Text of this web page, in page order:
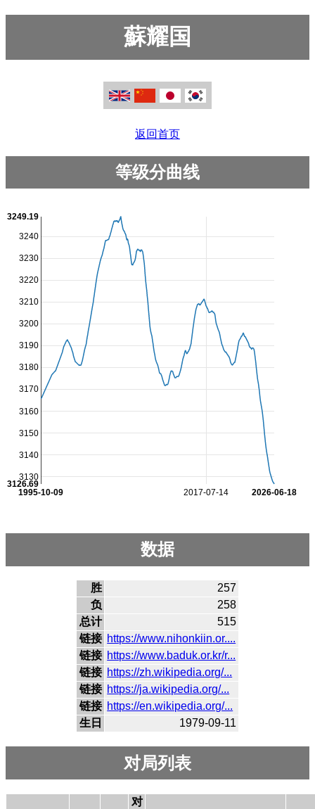
蘇耀国
返回首页
等级分曲线
2017-07-14
1995-10-09 2026-06-18
3130
3140
3150
3160
3170
3180
3190
3200
3210
3220
3230
3240
3126.69
3249.19
数据
胜
257
负
258
总计
515
链接 https://www.nihonkiin.or....
链接 https://www.baduk.or.kr/r...
链接 https://zh.wikipedia.org/...
链接 https://ja.wikipedia.org/...
链接 https://en.wikipedia.org/...
生日
1979-09-11
对局列表
对